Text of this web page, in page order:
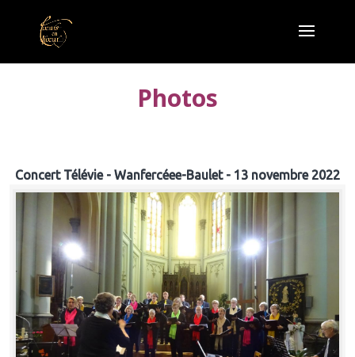
Photos
Concert Télévie - Wanfercéee-Baulet - 13 novembre 2022